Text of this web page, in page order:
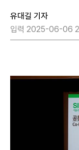
유대길 기자
입력 2025-06-06